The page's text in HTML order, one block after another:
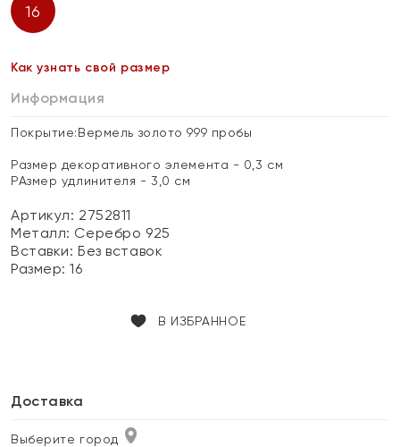
16
Как узнать свой размер
Информация
Покрытие:Вермель золото 999 пробы
Размер декоративного элемента - 0,3 см
РАзмер удлинителя - 3,0 см
Артикул: 2752811
Металл: Серебро 925
Вставки:Без вставок
Размер:16
В ИЗБРАННОЕ
Доставка
Выберите город